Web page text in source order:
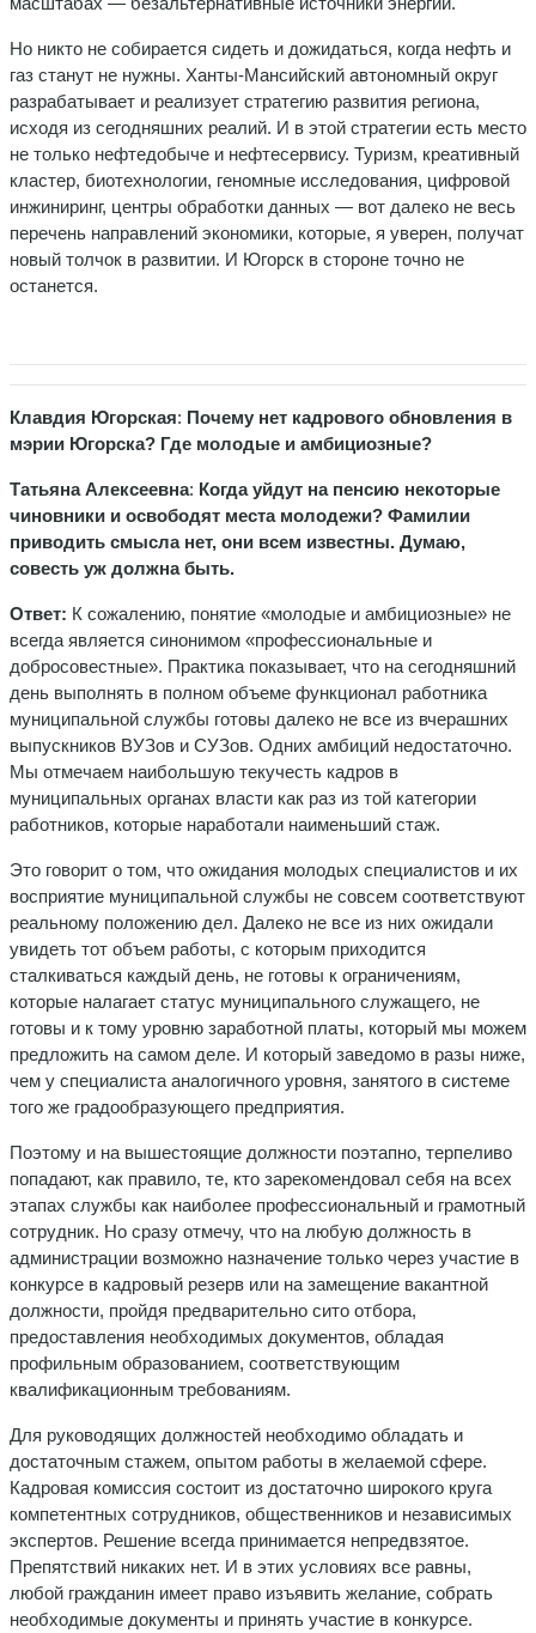
Но никто не собирается сидеть и дожидаться, когда нефть и
газ станут не нужны. Ханты-Мансийский автономный округ
разрабатывает и реализует стратегию развития региона,
исходя из сегодняшних реалий. И в этой стратегии есть место
не только нефтедобыче и нефтесервису. Туризм, креативный
кластер, биотехнологии, геномные исследования, цифровой
инжиниринг, центры обработки данных — вот далеко не весь
перечень направлений экономики, которые, я уверен, получат
новый толчок в развитии. И Югорск в стороне точно не
останется.
Клавдия Югорская: Почему нет кадрового обновления в
мэрии Югорска? Где молодые и амбициозные?
Татьяна Алексеевна: Когда уйдут на пенсию некоторые
чиновники и освободят места молодежи? Фамилии
приводить смысла нет, они всем известны. Думаю,
совесть уж должна быть.
Ответ: К сожалению, понятие «молодые и амбициозные» не
всегда является синонимом «профессиональные и
добросовестные». Практика показывает, что на сегодняшний
день выполнять в полном объеме функционал работника
муниципальной службы готовы далеко не все из вчерашних
выпускников ВУЗов и СУЗов. Одних амбиций недостаточно.
Мы отмечаем наибольшую текучесть кадров в
муниципальных органах власти как раз из той категории
работников, которые наработали наименьший стаж.
Это говорит о том, что ожидания молодых специалистов и их
восприятие муниципальной службы не совсем соответствуют
реальному положению дел. Далеко не все из них ожидали
увидеть тот объем работы, с которым приходится
сталкиваться каждый день, не готовы к ограничениям,
которые налагает статус муниципального служащего, не
готовы и к тому уровню заработной платы, который мы можем
предложить на самом деле. И который заведомо в разы ниже,
чем у специалиста аналогичного уровня, занятого в системе
того же градообразующего предприятия.
Поэтому и на вышестоящие должности поэтапно, терпеливо
попадают, как правило, те, кто зарекомендовал себя на всех
этапах службы как наиболее профессиональный и грамотный
сотрудник. Но сразу отмечу, что на любую должность в
администрации возможно назначение только через участие в
конкурсе в кадровый резерв или на замещение вакантной
должности, пройдя предварительно сито отбора,
предоставления необходимых документов, обладая
профильным образованием, соответствующим
квалификационным требованиям.
Для руководящих должностей необходимо обладать и
достаточным стажем, опытом работы в желаемой сфере.
Кадровая комиссия состоит из достаточно широкого круга
компетентных сотрудников, общественников и независимых
экспертов. Решение всегда принимается непредвзятое.
Препятствий никаких нет. И в этих условиях все равны,
любой гражданин имеет право изъявить желание, собрать
необходимые документы и принять участие в конкурсе.